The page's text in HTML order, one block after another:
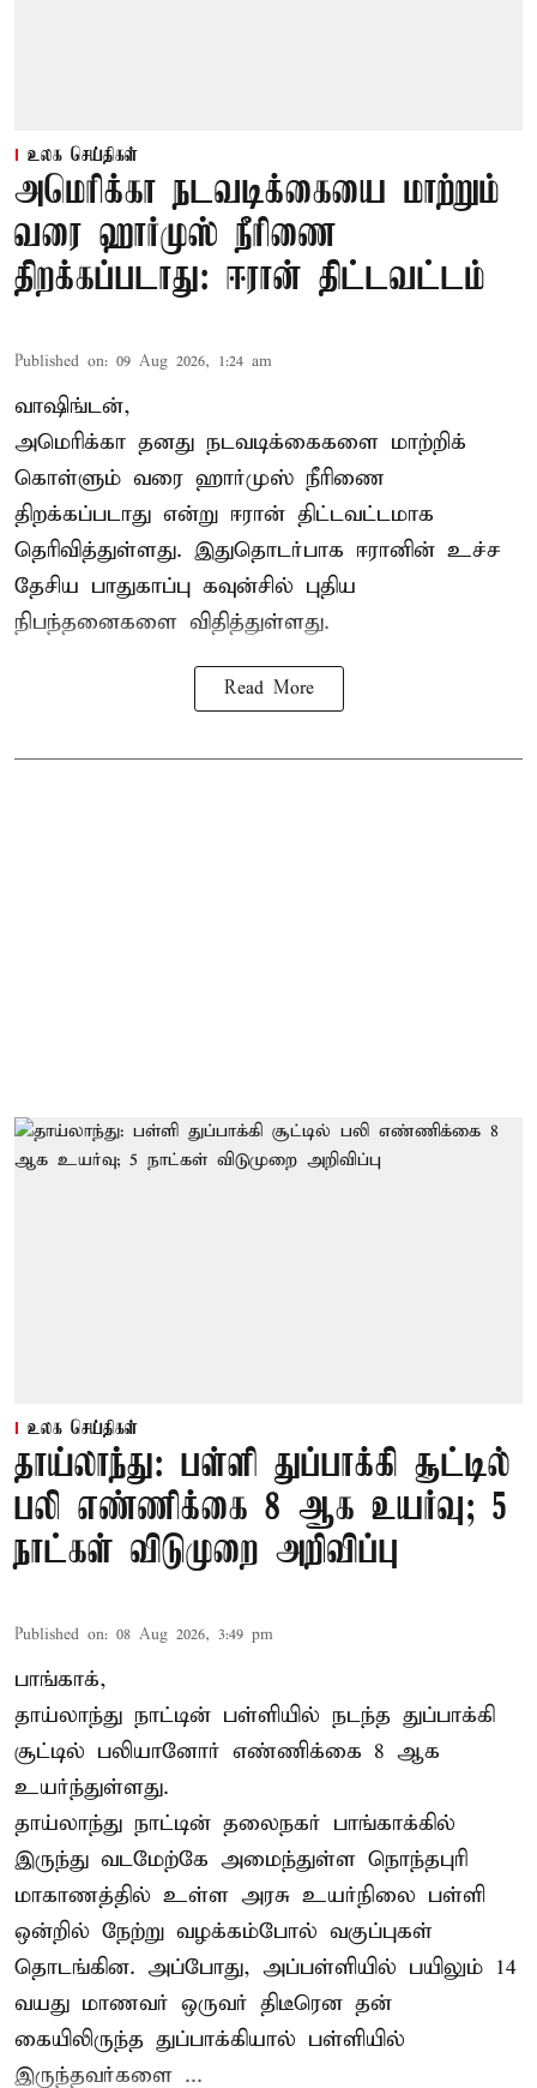
உலக செய்திகள்
அமெரிக்கா நடவடிக்கையை மாற்றும்
வரை ஹார்முஸ் நீரிணை
திறக்கப்படாது: ஈரான் திட்டவட்டம்
Published on: 09 Aug 2026, 1:24 am
வாஷிங்டன்,
அமெரிக்கா தனது நடவடிக்கைகளை மாற்றிக்
கொள்ளும் வரை ஹார்முஸ் நீரிணை
திறக்கப்படாது என்று ஈரான் திட்டவட்டமாக
தெரிவித்துள்ளது. இதுதொடர்பாக ஈரானின் உச்ச
தேசிய பாதுகாப்பு கவுன்சில் புதிய
நிபந்தனைகளை விதித்துள்ளது.
Read More
உலக செய்திகள்
தாய்லாந்து: பள்ளி துப்பாக்கி சூட்டில்
பலி எண்ணிக்கை 8 ஆக உயர்வு; 5
நாட்கள் விடுமுறை அறிவிப்பு
Published on: 08 Aug 2026, 3:49 pm
பாங்காக்,
தாய்லாந்து நாட்டின் பள்ளியில் நடந்த துப்பாக்கி
சூட்டில் பலியானோர் எண்ணிக்கை 8 ஆக
உயர்ந்துள்ளது.
தாய்லாந்து நாட்டின் தலைநகர் பாங்காக்கில்
இருந்து வடமேற்கே அமைந்துள்ள நொந்தபுரி
மாகாணத்தில் உள்ள அரசு உயர்நிலை பள்ளி
ஒன்றில் நேற்று வழக்கம்போல் வகுப்புகள்
தொடங்கின. அப்போது, அப்பள்ளியில் பயிலும் 14
வயது மாணவர் ஒருவர் திடீரென தன்
கையிலிருந்த துப்பாக்கியால் பள்ளியில்
இருந்தவர்களை ...